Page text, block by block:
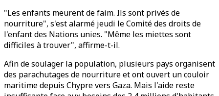
"Les enfants meurent de faim. Ils sont privés de
nourriture", s'est alarmé jeudi le Comité des droits de
l'enfant des Nations unies. "Même les miettes sont
difficiles à trouver", affirme-t-il.
Afin de soulager la population, plusieurs pays organisent
des parachutages de nourriture et ont ouvert un couloir
maritime depuis Chypre vers Gaza. Mais l'aide reste